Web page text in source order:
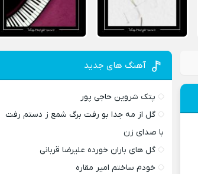
آهنگ های جدید
پتک شروین حاجی پور
گل از مه جدا بو رفت برگ شمع ز دستم رفت
با صدای زن
گل های باران خورده علیرضا قربانی
خودم ساختم امیر مقاره